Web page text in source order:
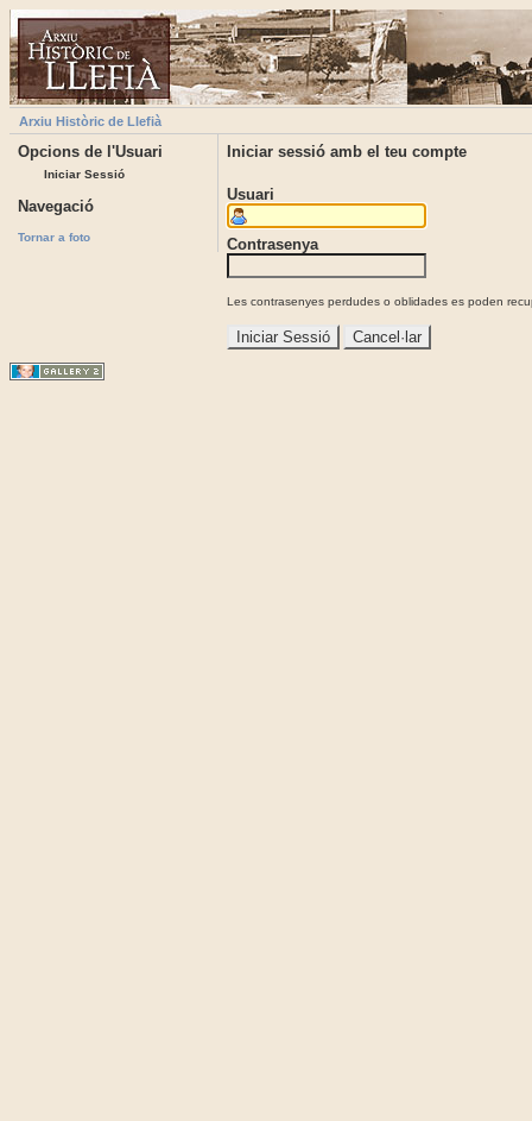
Arxiu Històric de Llefià
Opcions de l'Usuari
Iniciar Sessió
Navegació
Tornar a foto
Iniciar sessió amb el teu compte
Usuari
Contrasenya
Les contrasenyes perdudes o oblidades es poden